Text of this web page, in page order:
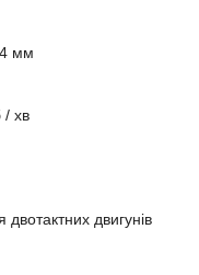
мм
/ хв
двигунів